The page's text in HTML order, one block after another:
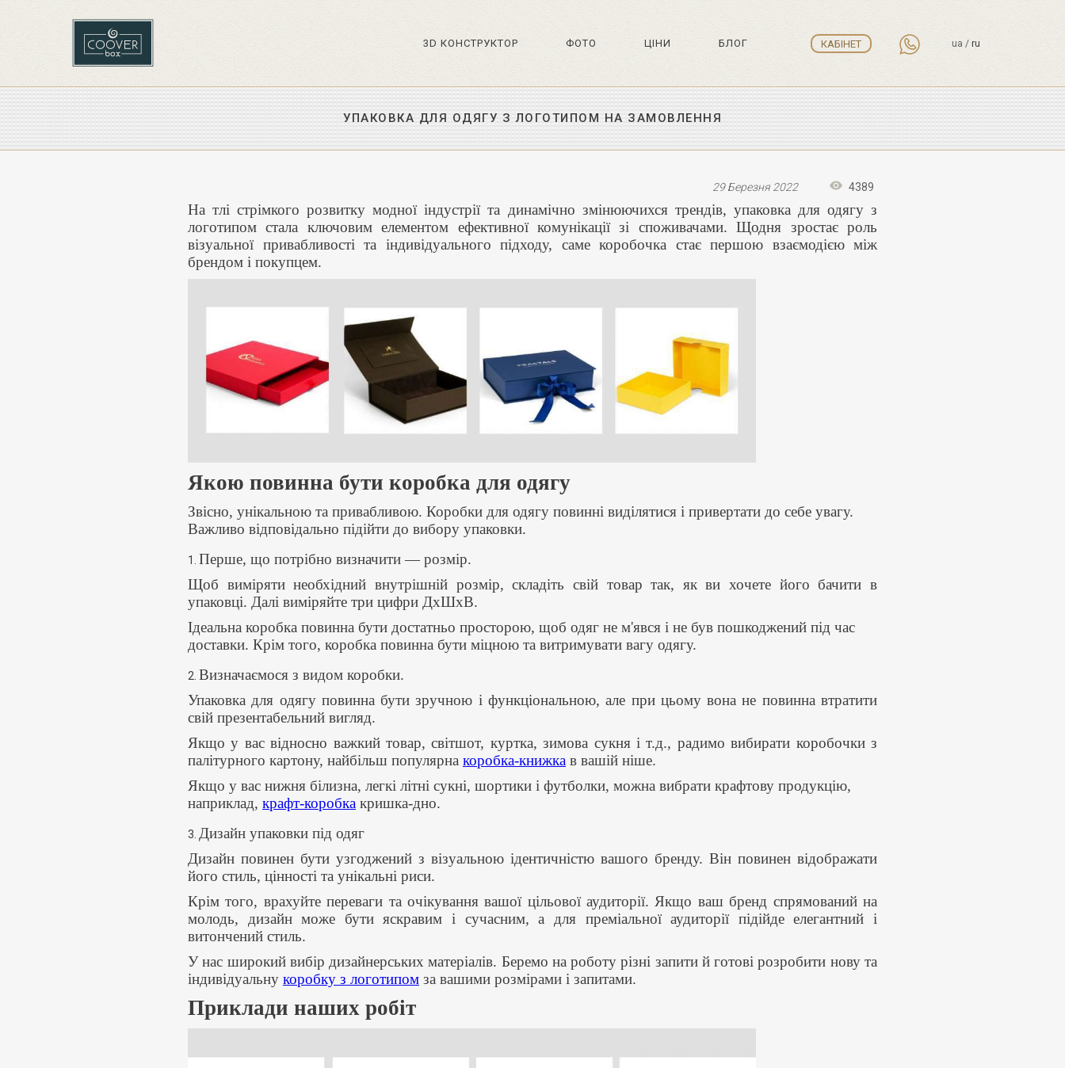
ua / ru
3D КОНСТРУКТОР ФОТО ЦIНИ БЛОГ КАБІНЕТ
УПАКОВКА ДЛЯ ОДЯГУ З ЛОГОТИПОМ НА ЗАМОВЛЕННЯ
4389
29 Березня 2022
На тлі стрімкого розвитку модної індустрії та динамічно змінюючихся трендів, упаковка для одягу з
логотипом стала ключовим елементом ефективної комунікації зі споживачами. Щодня зростає роль
візуальної привабливості та індивідуального підходу, саме коробочка стає першою взаємодією між
брендом і покупцем.
Якою повинна бути коробка для одягу
Звісно, унікальною та привабливою. Коробки для одягу повинні виділятися і привертати до себе увагу.
Важливо відповідально підійти до вибору упаковки.
1. Перше, що потрібно визначити — розмір.
Щоб виміряти необхідний внутрішній розмір, складіть свій товар так, як ви хочете його бачити в
упаковці. Далі виміряйте три цифри ДxШxВ.
Ідеальна коробка повинна бути достатньо просторою, щоб одяг не м'явся і не був пошкоджений під час
доставки. Крім того, коробка повинна бути міцною та витримувати вагу одягу.
2. Визначаємося з видом коробки.
Упаковка для одягу повинна бути зручною і функціональною, але при цьому вона не повинна втратити
свій презентабельний вигляд.
Якщо у вас відносно важкий товар, світшот, куртка, зимова сукня і т.д., радимо вибирати коробочки з
палiтурного картону, найбільш популярна коробка-книжка в вашій ніше.
Якщо у вас нижня білизна, легкі літні сукні, шортики і футболки, можна вибрати крафтову продукцію,
наприклад, крафт-коробка кришка-дно.
3. Дизайн упаковки під одяг
Дизайн повинен бути узгоджений з візуальною ідентичністю вашого бренду. Він повинен відображати
його стиль, цінності та унікальні риси.
Крім того, врахуйте переваги та очікування вашої цільової аудиторії. Якщо ваш бренд спрямований на
молодь, дизайн може бути яскравим і сучасним, а для преміальної аудиторії підійде елегантний і
витончений стиль.
У нас широкий вибір дизайнерських матеріалів. Беремо на роботу різні запити й готові розробити нову та
індивідуальну коробку з логотипом за вашими розмірами і запитами.
Приклади наших робіт